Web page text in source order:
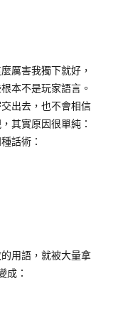
厲害我獨下就好，
本不是玩家語言。
出去，也不會相信
其實原因很單純：
話術：
用語，就被大量拿
成：